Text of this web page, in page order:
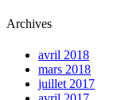
Archives
avril 2018
mars 2018
juillet 2017